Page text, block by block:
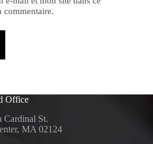
commentaire.
Office
Cardinal St.
MA 02124